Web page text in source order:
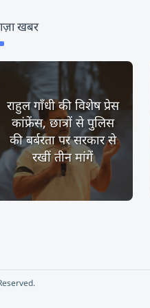
खबर
राहुल गाँधी की विशेष प्रेस
कांफ्रेंस, छात्रों से पुलिस
की बर्बरता पर सरकार से
रखीं तीन मांगें